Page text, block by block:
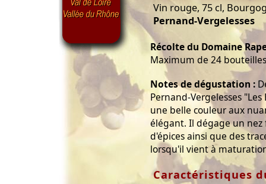
Vin rouge, 75 cl,
Pernand-Vergelesses
Récolte du Domaine
Maximum de 24
Notes de dégustation :
Pernand-Vergelesses
une belle couleur aux
élégant. Il dégage un
d'épices ainsi que des
lorsqu'il vient à
Caractéristiques